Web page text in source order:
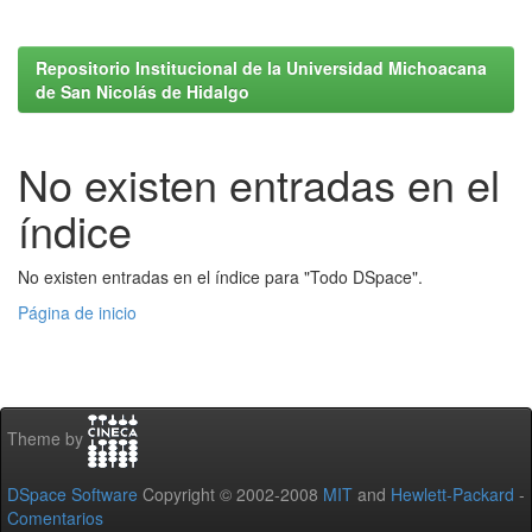
Repositorio Institucional de la Universidad Michoacana
de San Nicolás de Hidalgo
No existen entradas en el
índice
No existen entradas en el índice para "Todo DSpace".
Página de inicio
Theme by
DSpace Software Copyright © 2002-2008 MIT and Hewlett-Packard -
Comentarios